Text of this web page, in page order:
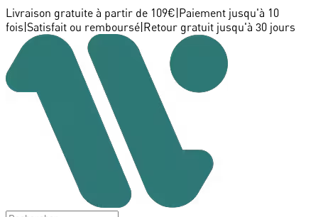
Livraison gratuite à partir de 109€ Paiement jusqu'à 10
fois Satisfait ou remboursé Retour gratuit jusqu'à 30 jours